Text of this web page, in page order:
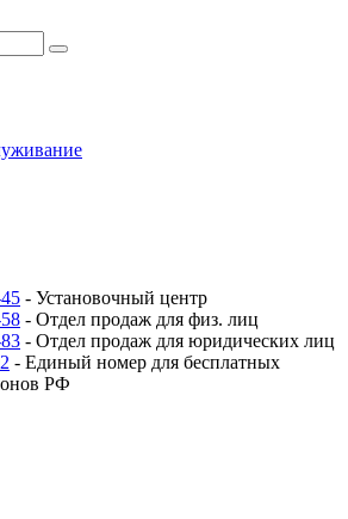
- Установочный центр
- Отдел продаж для физ. лиц
- Отдел продаж для юридических лиц
- Единый номер для бесплатных
РФ